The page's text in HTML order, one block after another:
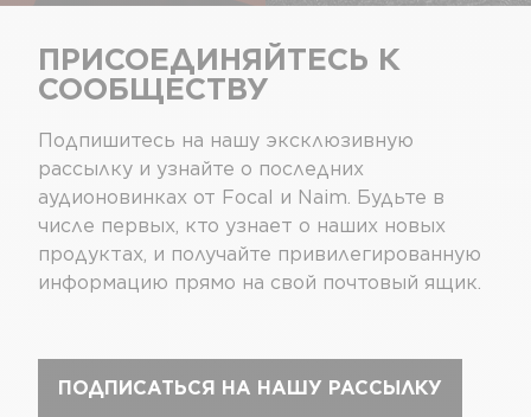
ПРИСОЕДИНЯЙТЕСЬ К
СООБЩЕСТВУ
Подпишитесь на нашу эксклюзивную
рассылку и узнайте о последних
аудионовинках от Focal и Naim. Будьте в
числе первых, кто узнает о наших новых
продуктах, и получайте привилегированную
информацию прямо на свой почтовый ящик.
ПОДПИСАТЬСЯ НА НАШУ РАССЫЛКУ